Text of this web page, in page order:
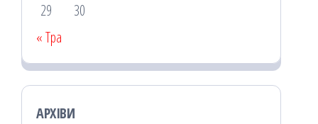
29
30
« Тра
АРХІВИ